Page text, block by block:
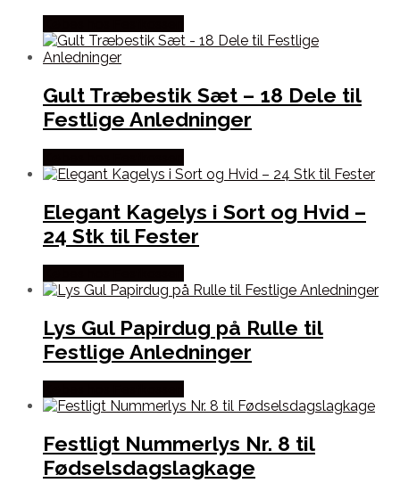
Gult Træbestik Sæt – 18 Dele til
Festlige Anledninger
Elegant Kagelys i Sort og Hvid –
24 Stk til Fester
Lys Gul Papirdug på Rulle til
Festlige Anledninger
Festligt Nummerlys Nr. 8 til
Fødselsdagslagkage